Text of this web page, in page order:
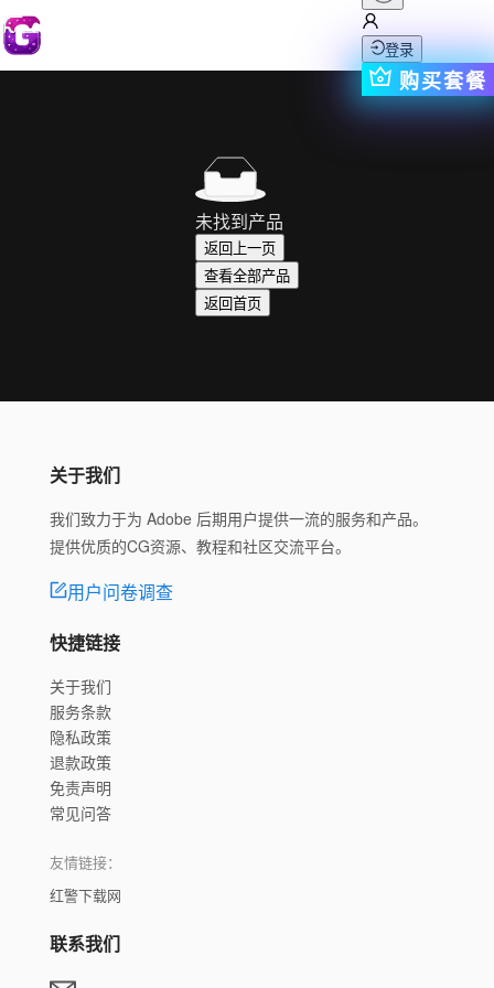
登录
购买套餐
未找到产品
返回上一页
查看全部产品
返回首页
关于我们
我们致力于为 Adobe 后期用户提供一流的服务和产品。
提供优质的CG资源、教程和社区交流平台。
用户问卷调查
快捷链接
关于我们
服务条款
隐私政策
退款政策
免责声明
常见问答
友情链接：
红警下载网
联系我们